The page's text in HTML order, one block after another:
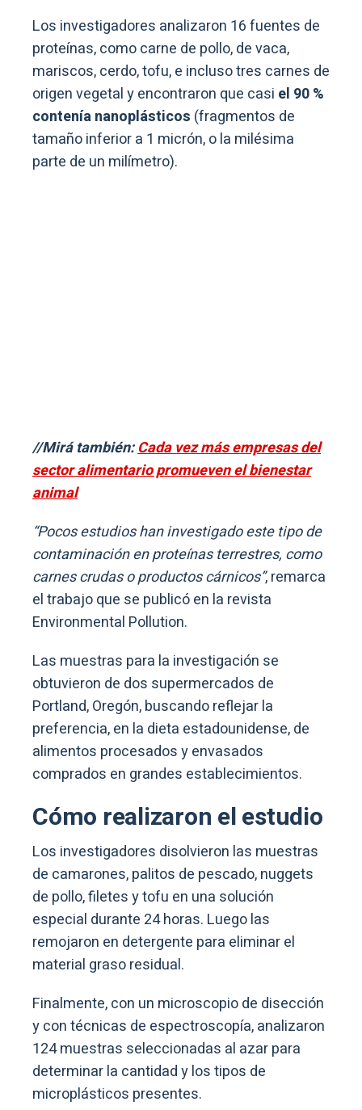
Los investigadores analizaron 16 fuentes de
proteínas, como carne de pollo, de vaca,
mariscos, cerdo, tofu, e incluso tres carnes de
origen vegetal y encontraron que casi el 90 %
contenía nanoplásticos (fragmentos de
tamaño inferior a 1 micrón, o la milésima
parte de un milímetro).
//Mirá también:Cada vez más empresas del
sector alimentario promueven el bienestar
animal
“Pocos estudios han investigado este tipo de
contaminación en proteínas terrestres, como
carnes crudas o productos cárnicos”, remarca
el trabajo que se publicó en la revista
Environmental Pollution.
Las muestras para la investigación se
obtuvieron de dos supermercados de
Portland, Oregón, buscando reflejar la
preferencia, en la dieta estadounidense, de
alimentos procesados y envasados
comprados en grandes establecimientos.
Cómo realizaron el estudio
Los investigadores disolvieron las muestras
de camarones, palitos de pescado, nuggets
de pollo, filetes y tofu en una solución
especial durante 24 horas. Luego las
remojaron en detergente para eliminar el
material graso residual.
Finalmente, con un microscopio de disección
y con técnicas de espectroscopía, analizaron
124 muestras seleccionadas al azar para
determinar la cantidad y los tipos de
microplásticos presentes.